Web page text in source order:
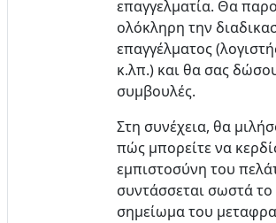
επαγγελματία. Θα
ολόκληρη την
επαγγέλματος
κ.λπ.) και θα σας
συμβουλές.
Στη συνέχεια, θα
πώς μπορείτε να
εμπιστοσύνη του
συντάσσεται σωστά
σημείωμα του